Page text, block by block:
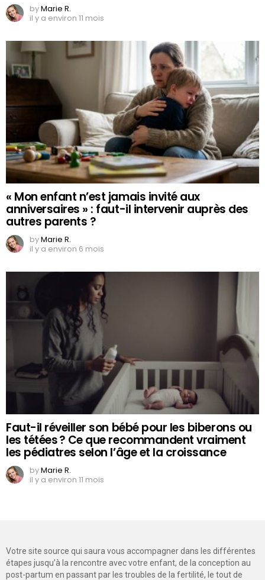
byMarie R.
il y a environ 11 mois
« Mon enfant n’est jamais invité aux
anniversaires » : faut-il intervenir auprès des
autres parents ?
byMarie R.
il y a environ 6 mois
Faut-il réveiller son bébé pour les biberons ou
les tétées ? Ce que recommandent vraiment
les pédiatres selon l’âge et la croissance
byMarie R.
il y a environ 11 mois
Votre site source qui saura vous accompagner dans les différentes
étapes jusqu’à la rencontre avec votre enfant, de la conception au
post-partum en passant par les troubles de la fertilité, le tout de